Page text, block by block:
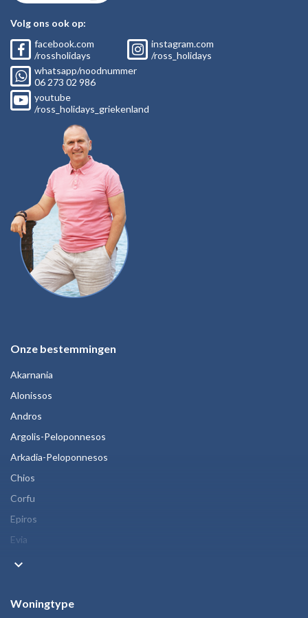
Volg ons ook op:
facebook.com
/rossholidays
instagram.com
/ross_holidays
whatsapp/noodnummer
06 273 02 986
youtube
/ross_holidays_griekenland
Onze bestemmingen
Akarnania
Alonissos
Andros
Argolis-Peloponnesos
Arkadia-Peloponnesos
Chios
Corfu
Epiros
Evia
keyboard_arrow_down
Woningtype